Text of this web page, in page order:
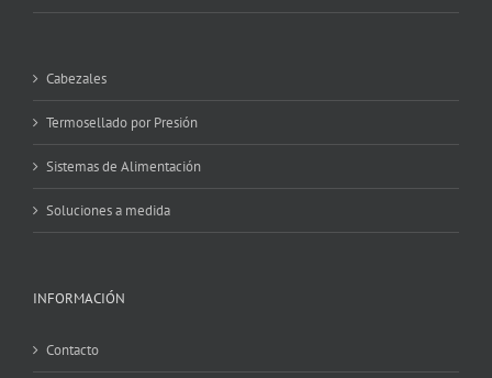
Cabezales
Termosellado por Presión
Sistemas de Alimentación
Soluciones a medida
INFORMACIÓN
Contacto